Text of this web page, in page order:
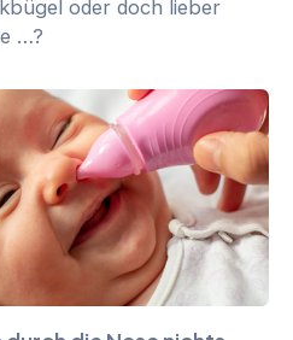
oder doch lieber
…?